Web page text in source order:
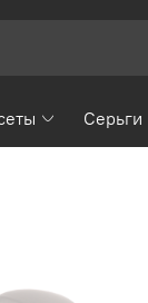
Серьги